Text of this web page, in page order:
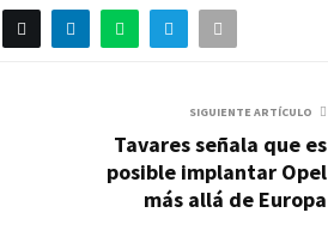
SIGUIENTE ARTÍCULO
Tavares señala que es
posible implantar Opel
más allá de Europa